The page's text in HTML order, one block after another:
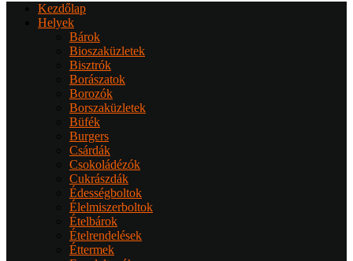
Kezdőlap
Helyek
Bárok
Bioszaküzletek
Bisztrók
Borászatok
Borozók
Borszaküzletek
Büfék
Burgers
Csárdák
Csokoládézók
Cukrászdák
Édességboltok
Élelmiszerboltok
Ételbárok
Ételrendelések
Éttermek